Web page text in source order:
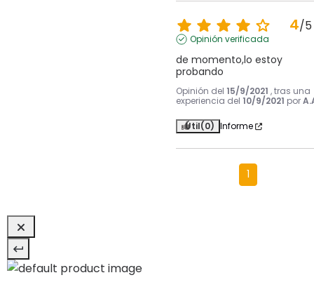
4/5
Opinión verificada
de momento,lo estoy
probando
Opinión del 15/9/2021 , tras una
experiencia del 10/9/2021 por
Útil(0) Informe
1